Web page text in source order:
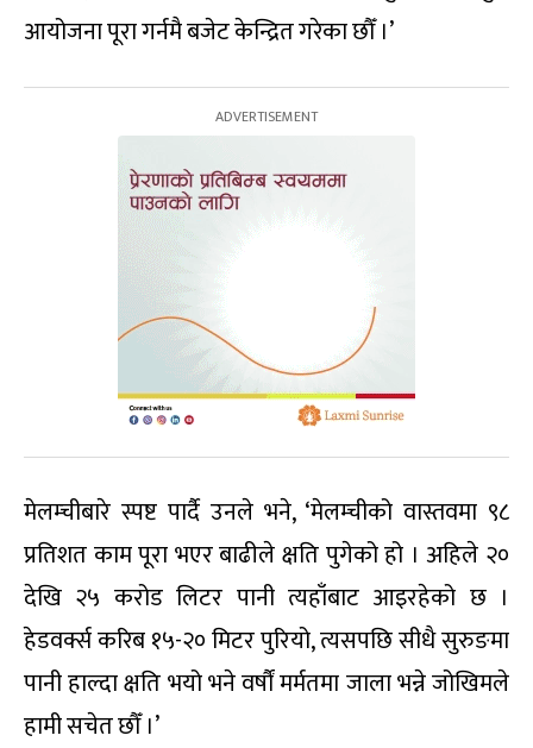
आयोजना पूरा गर्नमै बजेट केन्द्रित गरेका छौँ ।’
मेलम्चीबारे स्पष्ट पार्दै उनले भने, ‘मेलम्चीको वास्तवमा ९८
प्रतिशत काम पूरा भएर बाढीले क्षति पुगेको हो । अहिले २०
देखि २५ करोड लिटर पानी त्यहाँबाट आइरहेको छ ।
हेडवर्क्स करिब १५-२० मिटर पुरियो, त्यसपछि सीधै सुरुङमा
पानी हाल्दा क्षति भयो भने वर्षौं मर्मतमा जाला भन्ने जोखिमले
हामी सचेत छौँ ।’